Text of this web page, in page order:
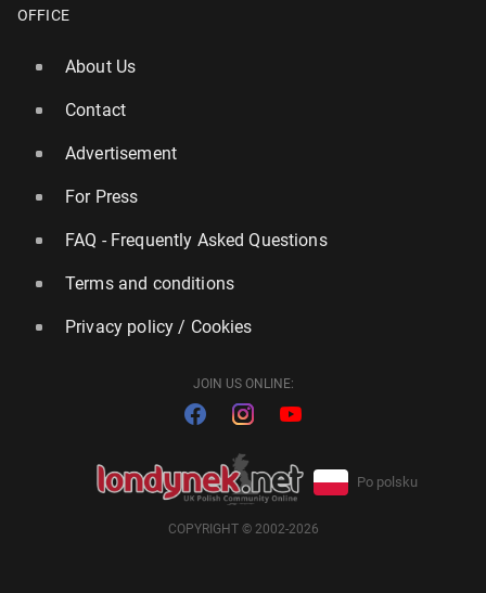
OFFICE
About Us
Contact
Advertisement
For Press
FAQ - Frequently Asked Questions
Terms and conditions
Privacy policy / Cookies
JOIN US ONLINE:
Po polsku
COPYRIGHT © 2002-2026